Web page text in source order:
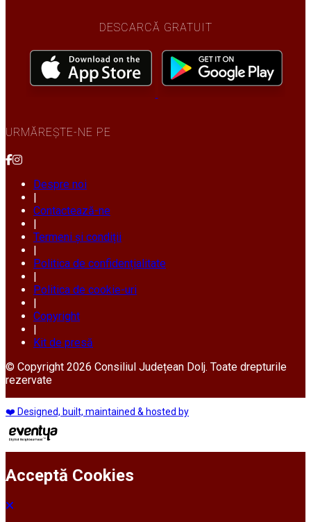
DESCARCĂ GRATUIT
URMĂREȘTE-NE PE
Despre noi
|
Contactează-ne
|
Termeni și condiții
|
Politica de confidențialitate
|
Politica de cookie-uri
|
Copyright
|
Kit de presă
© Copyright 2026 Consiliul Județean Dolj. Toate drepturile
rezervate
❤️ Designed, built, maintained & hosted by
Acceptă Cookies